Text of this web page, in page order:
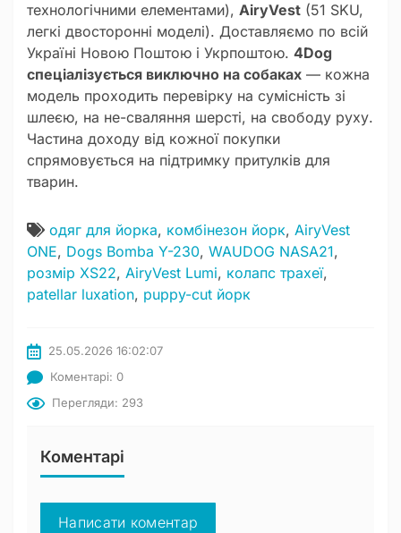
технологічними елементами), AiryVest (51 SKU,
легкі двосторонні моделі). Доставляємо по всій
Україні Новою Поштою і Укрпоштою. 4Dog
спеціалізується виключно на собаках — кожна
модель проходить перевірку на сумісність зі
шлеєю, на не-сваляння шерсті, на свободу руху.
Частина доходу від кожної покупки
спрямовується на підтримку притулків для
тварин.
одяг для йорка, комбінезон йорк, AiryVest
ONE, Dogs Bomba Y-230, WAUDOG NASA21,
розмір XS22, AiryVest Lumi, колапс трахеї,
patellar luxation, puppy-cut йорк
25.05.2026 16:02:07
Коментарі: 0
Перегляди: 293
Коментарі
Написати коментар